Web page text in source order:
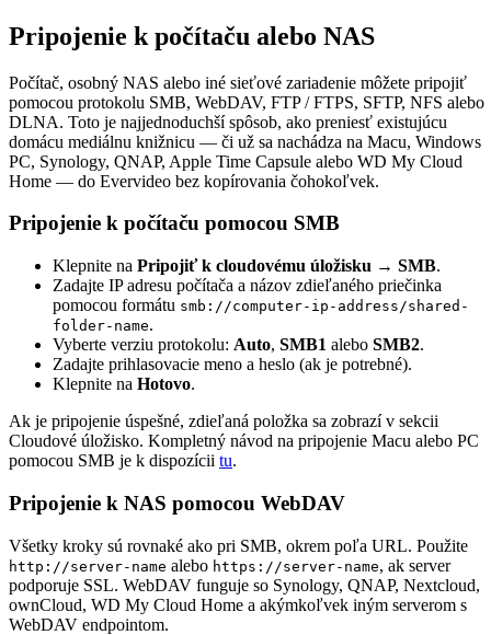
Pripojenie k počítaču alebo NAS
Počítač, osobný NAS alebo iné sieťové zariadenie môžete pripojiť
pomocou protokolu SMB, WebDAV, FTP / FTPS, SFTP, NFS alebo
DLNA. Toto je najjednoduchší spôsob, ako preniesť existujúcu
domácu mediálnu knižnicu — či už sa nachádza na Macu, Windows
PC, Synology, QNAP, Apple Time Capsule alebo WD My Cloud
Home — do Evervideo bez kopírovania čohokoľvek.
Pripojenie k počítaču pomocou SMB
Klepnite na Pripojiť k cloudovému úložisku → SMB.
Zadajte IP adresu počítača a názov zdieľaného priečinka
pomocou formátu smb://computer-ip-address/shared-
folder-name.
Vyberte verziu protokolu: Auto, SMB1 alebo SMB2.
Zadajte prihlasovacie meno a heslo (ak je potrebné).
Klepnite na Hotovo.
Ak je pripojenie úspešné, zdieľaná položka sa zobrazí v sekcii
Cloudové úložisko. Kompletný návod na pripojenie Macu alebo PC
pomocou SMB je k dispozícii tu.
Pripojenie k NAS pomocou WebDAV
Všetky kroky sú rovnaké ako pri SMB, okrem poľa URL. Použite
http://server-name alebo https://server-name, ak server
podporuje SSL. WebDAV funguje so Synology, QNAP, Nextcloud,
ownCloud, WD My Cloud Home a akýmkoľvek iným serverom s
WebDAV endpointom.